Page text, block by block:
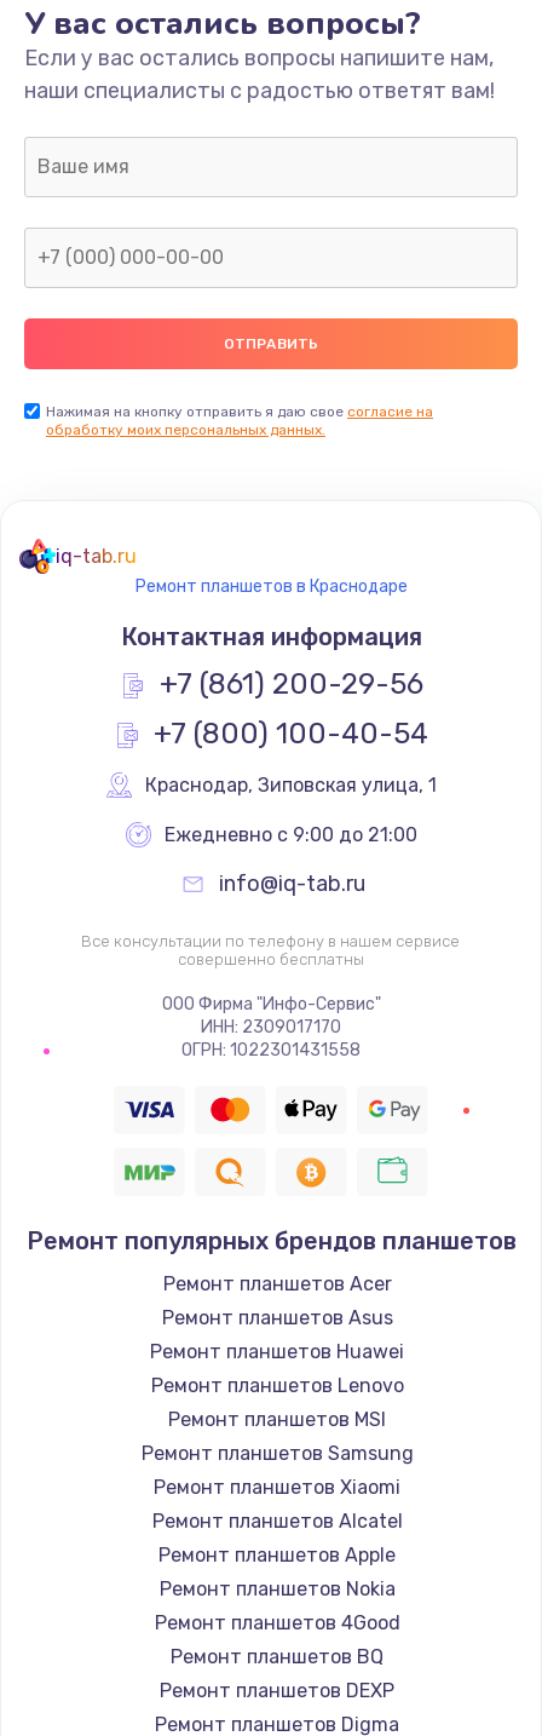
1290 руб.
Заказать
Заказать
Замена системы охлаждения
Заказать
1160 руб.
1600 руб.
Заказать
Замена USB порта
1560 руб.
Замена разъёмов (HDMI, DVI, Дисплей порта)
Заказать
Замена тачпада
1660 руб.
Заказать
Замена контроллера питания
Заказать
Настройка Wi-Fi
1530 руб.
Заказать
Ремонт петель крышки
990 руб.
Заказать
Замена вебкамеры
1740 руб.
Установка драйверов
1225 руб.
У вас остались вопросы?
Если у вас остались вопросы напишите нам,
наши специалисты с радостью ответят вам!
Нажимая на кнопку отправить я даю свое согласие на
обработку моих персональных данных.
iq-tab.ru
Ремонт планшетов в Краснодаре
Контактная информация
+7 (861) 200-29-56
+7 (800) 100-40-54
Краснодар, Зиповская улица, 1
Ежедневно с 9:00 до 21:00
info@iq-tab.ru
Все консультации по телефону в нашем сервисе
совершенно бесплатны
ООО Фирма "Инфо-Сервис"
ИНН: 2309017170
ОГРН: 1022301431558
Ремонт популярных брендов планшетов
Ремонт планшетов Acer
Ремонт планшетов Asus
Ремонт планшетов Huawei
Ремонт планшетов Lenovo
Ремонт планшетов MSI
Ремонт планшетов Samsung
Ремонт планшетов Xiaomi
Ремонт планшетов Alcatel
Ремонт планшетов Apple
Ремонт планшетов Nokia
Ремонт планшетов 4Good
Ремонт планшетов BQ
Ремонт планшетов DEXP
Ремонт планшетов Digma